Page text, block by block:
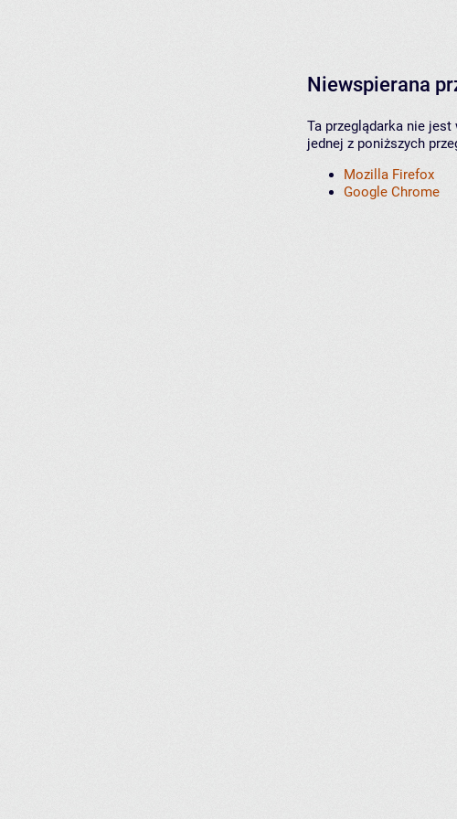
Niewspierana
Ta przeglądarka nie
jednej z poniższych
Mozilla Firefox
Google Chrome